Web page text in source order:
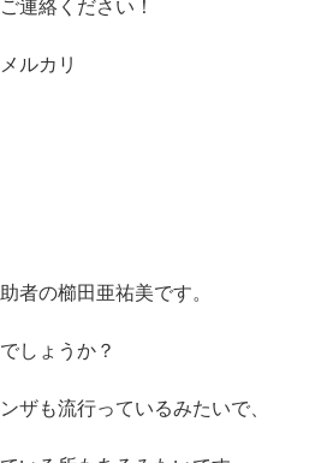
連絡ください！
ルカリ
者の櫛田亜祐美です。
しょうか？
ザも流行っているみたいで、